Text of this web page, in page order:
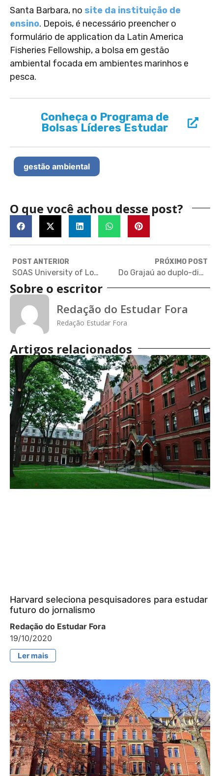
Santa Barbara, no site da instituição de
ensino. Depois, é necessário preencher o
formulário de application da Latin America
Fisheries Fellowship, a bolsa em gestão
ambiental focada em ambientes marinhos e
pesca.
Conheça o Programa de
Bolsas Líderes Estudar
gestão ambiental
O que você achou desse post?
POST ANTERIOR
SOAS University of London: a universidade que estuda Ásia e África
PRÓXIMO POST
Do Grajaú ao duplo-diploma na França: conheça a história de Diego Rodrigues
Sobre o escritor
Redação do Estudar Fora
Redação Estudar Fora
Artigos relacionados
Harvard seleciona pesquisadores para estudar
futuro do jornalismo
Redação do Estudar Fora
19/10/2020
Ler mais